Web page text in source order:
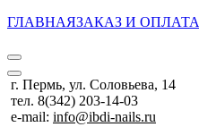
ГЛАВНАЯЗАКАЗ И ОПЛАТА
г. Пермь, ул. Соловьева, 14
тел. 8(342) 203-14-03
e-mail: info@ibdi-nails.ru